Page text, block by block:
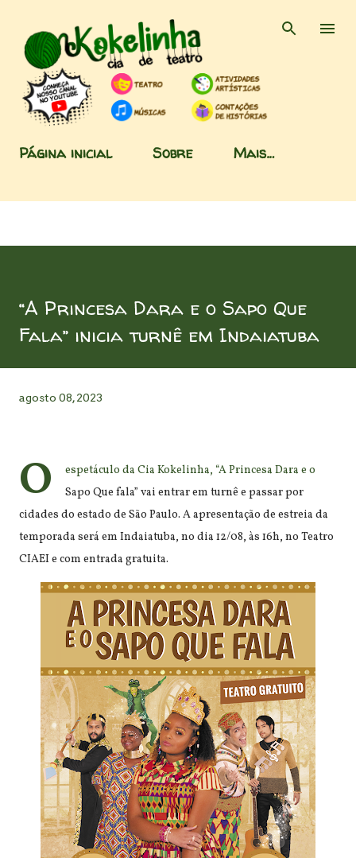
Pular para o conteúdo principal
Página inicial Sobre Mais…
“A Princesa Dara e o Sapo Que
Fala” inicia turnê em Indaiatuba
agosto 08, 2023
O
espetáculo da Cia Kokelinha, “A Princesa Dara e o
Sapo Que fala” vai entrar em turnê e passar por
cidades do estado de São Paulo. A apresentação de estreia da
temporada será em Indaiatuba, no dia 12/08, às 16h, no Teatro
CIAEI e com entrada gratuita.